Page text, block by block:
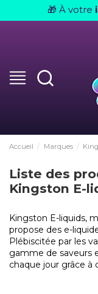
🎁 À votre
Accueil Marques
Liste des
Kingston E-
Kingston E-liquids,
propose des e-
Plébiscitée par les
gamme de saveurs
chaque jour grâce à